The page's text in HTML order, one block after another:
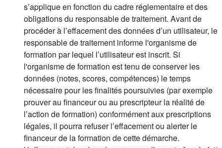
s’applique en fonction du cadre réglementaire et des
obligations du responsable de traitement. Avant de
procéder à l’effacement des données d’un utilisateur, le
responsable de traitement informe l'organisme de
formation par lequel l’utilisateur est inscrit. Si
l'organisme de formation est tenu de conserver les
données (notes, scores, compétences) le temps
nécessaire pour les finalités poursuivies (par exemple
prouver au financeur ou au prescripteur la réalité de
l’action de formation) conformément aux prescriptions
légales, il pourra refuser l’effacement ou alerter le
financeur de la formation de cette démarche.